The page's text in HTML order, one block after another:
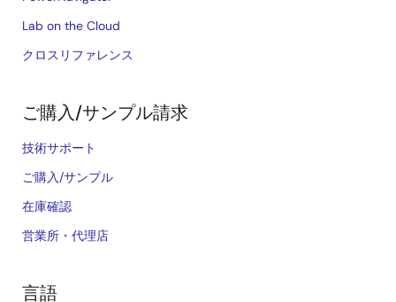
Lab on the Cloud
クロスリファレンス
ご購入/サンプル請求
技術サポート
ご購入/サンプル
在庫確認
営業所・代理店
言語